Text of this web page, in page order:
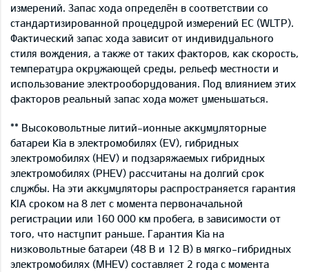
измерений. Запас хода определён в соответствии со
стандартизированной процедурой измерений ЕС (WLTP).
Фактический запас хода зависит от индивидуального
стиля вождения, а также от таких факторов, как скорость,
температура окружающей среды, рельеф местности и
использование электрооборудования. Под влиянием этих
факторов реальный запас хода может уменьшаться.
** Высоковольтные литий-ионные аккумуляторные
батареи Kia в электромобилях (EV), гибридных
электромобилях (HEV) и подзаряжаемых гибридных
электромобилях (PHEV) рассчитаны на долгий срок
службы. На эти аккумуляторы распространяется гарантия
KIA сроком на 8 лет с момента первоначальной
регистрации или 160 000 км пробега, в зависимости от
того, что наступит раньше. Гарантия Kia на
низковольтные батареи (48 В и 12 В) в мягко-гибридных
электромобилях (MHEV) составляет 2 года с момента